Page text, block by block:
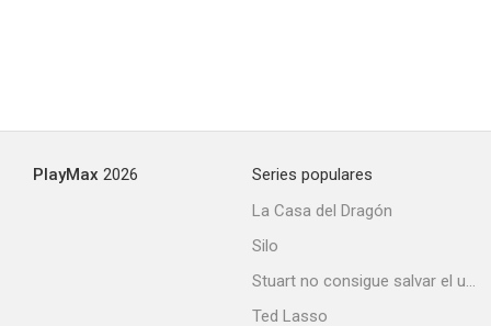
PlayMax 2026
Series populares
La Casa del Dragón
Silo
Stuart no consigue salvar el universo
Ted Lasso